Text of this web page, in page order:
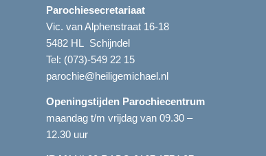
Parochiesecretariaat
Vic. van Alphenstraat 16-18
5482 HL Schijndel
Tel: (073)-549 22 15
parochie@heiligemichael.nl
Openingstijden Parochiecentrum
maandag t/m vrijdag van 09.30 –
12.30 uur